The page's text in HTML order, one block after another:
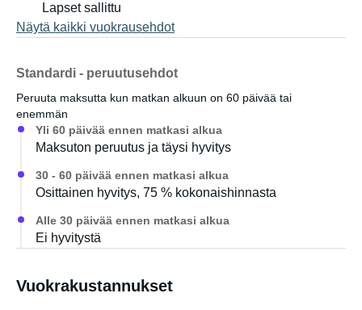
Lapset sallittu
Näytä kaikki vuokrausehdot
Standardi - peruutusehdot
Peruuta maksutta kun matkan alkuun on 60 päivää tai
enemmän
Yli 60 päivää ennen matkasi alkua
Maksuton peruutus ja täysi hyvitys
30 - 60 päivää ennen matkasi alkua
Osittainen hyvitys, 75 % kokonaishinnasta
Alle 30 päivää ennen matkasi alkua
Ei hyvitystä
Vuokrakustannukset